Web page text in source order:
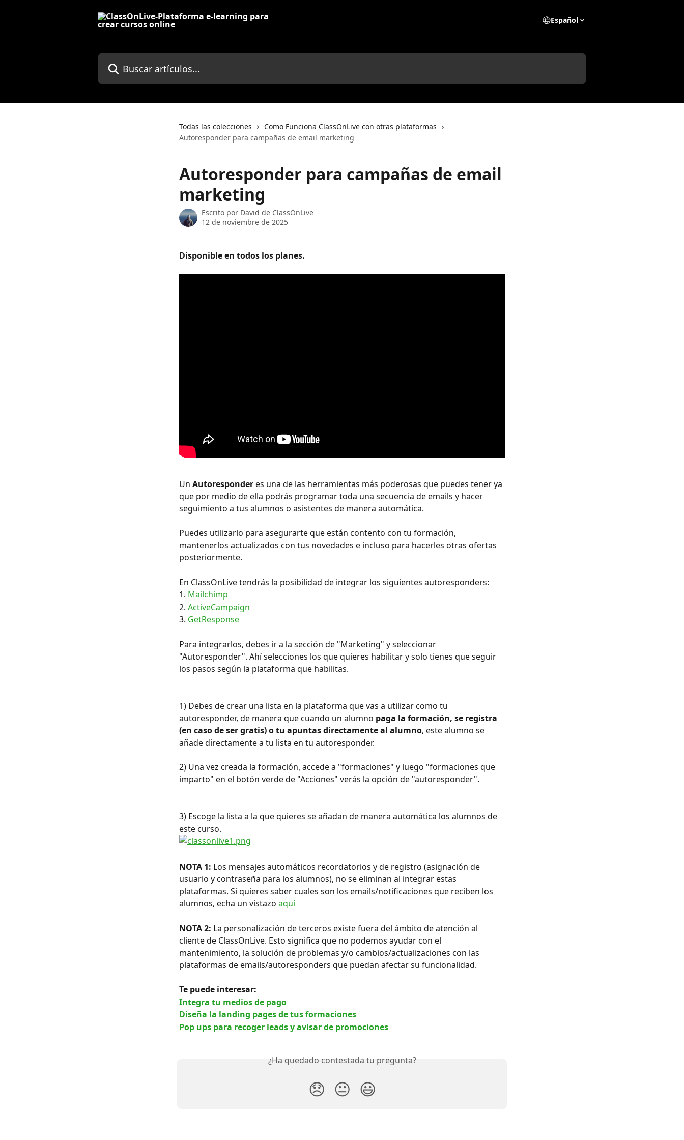
Español
Buscar artículos...
Todas las colecciones
Como Funciona ClassOnLive con otras plataformas
Autoresponder para campañas de email marketing
Autoresponder para campañas de email
marketing
Escrito por David de ClassOnLive
12 de noviembre de 2025
Disponible en todos los planes.
Un Autoresponder es una de las herramientas más poderosas que puedes tener ya
que por medio de ella podrás programar toda una secuencia de emails y hacer
seguimiento a tus alumnos o asistentes de manera automática.
Puedes utilizarlo para asegurarte que están contento con tu formación,
mantenerlos actualizados con tus novedades e incluso para hacerles otras ofertas
posteriormente.
En ClassOnLive tendrás la posibilidad de integrar los siguientes autoresponders:
1. Mailchimp
2. ActiveCampaign
3. GetResponse
Para integrarlos, debes ir a la sección de "Marketing" y seleccionar
"Autoresponder". Ahí selecciones los que quieres habilitar y solo tienes que seguir
los pasos según la plataforma que habilitas.
1) Debes de crear una lista en la plataforma que vas a utilizar como tu
autoresponder, de manera que cuando un alumno paga la formación, se registra
(en caso de ser gratis) o tu apuntas directamente al alumno, este alumno se
añade directamente a tu lista en tu autoresponder.
2) Una vez creada la formación, accede a "formaciones" y luego "formaciones que
imparto" en el botón verde de "Acciones" verás la opción de "autoresponder".
3) Escoge la lista a la que quieres se añadan de manera automática los alumnos de
este curso.
NOTA 1: Los mensajes automáticos recordatorios y de registro (asignación de
usuario y contraseña para los alumnos), no se eliminan al integrar estas
plataformas. Si quieres saber cuales son los emails/notificaciones que reciben los
alumnos, echa un vistazo aquí
NOTA 2: La personalización de terceros existe fuera del ámbito de atención al
cliente de ClassOnLive. Esto significa que no podemos ayudar con el
mantenimiento, la solución de problemas y/o cambios/actualizaciones con las
plataformas de emails/autoresponders que puedan afectar su funcionalidad.
Te puede interesar:
Integra tu medios de pago
Diseña la landing pages de tus formaciones
Pop ups para recoger leads y avisar de promociones
¿Ha quedado contestada tu pregunta?
😞 😐 😃